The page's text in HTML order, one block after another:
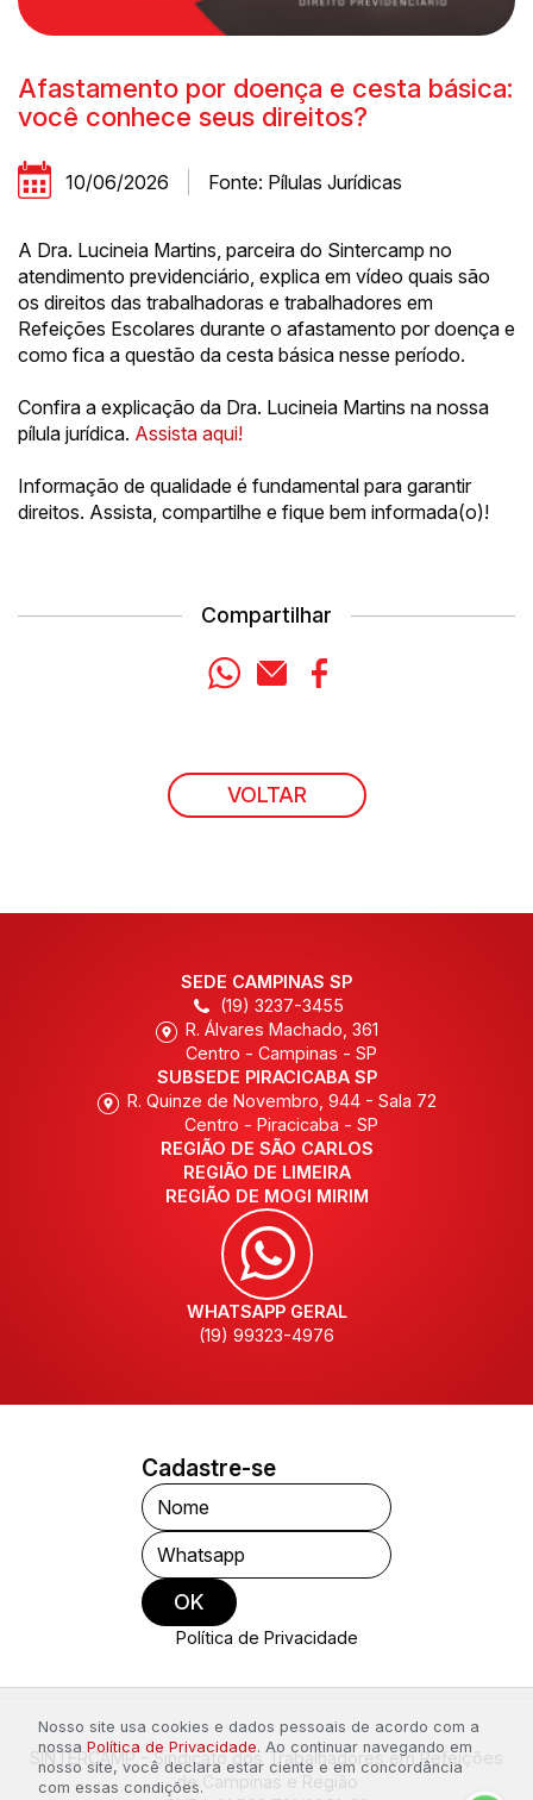
Afastamento por doença e cesta básica:
você conhece seus direitos?
10/06/2026 Fonte: Pílulas Jurídicas
A Dra. Lucineia Martins, parceira do Sintercamp no
atendimento previdenciário, explica em vídeo quais são
os direitos das trabalhadoras e trabalhadores em
Refeições Escolares durante o afastamento por doença e
como fica a questão da cesta básica nesse período.
Confira a explicação da Dra. Lucineia Martins na nossa
pílula jurídica. Assista aqui!
Informação de qualidade é fundamental para garantir
direitos. Assista, compartilhe e fique bem informada(o)!
Compartilhar
WhatsApp
E-mailFacebook
VOLTAR
SEDE CAMPINAS SP
(19) 3237-3455
R. Álvares Machado, 361
Centro - Campinas - SP
SUBSEDE PIRACICABA SP
R. Quinze de Novembro, 944 - Sala 72
Centro - Piracicaba - SP
REGIÃO DE SÃO CARLOS
REGIÃO DE LIMEIRA
REGIÃO DE MOGI MIRIM
WHATSAPP GERAL
(19) 99323-4976
Cadastre-se
Nome
Whatsapp
OK
Política de Privacidade
SINTERCAMP - Sindicato dos Trabalhadores em Refeições
de Campinas e Região
Nosso site usa cookies e dados pessoais de acordo com a
nossa Política de Privacidade. Ao continuar navegando em
nosso site, você declara estar ciente e em concordância
com essas condições.